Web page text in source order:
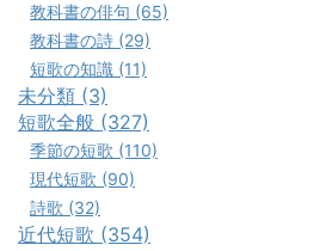
教科書の俳句 (65)
教科書の詩 (29)
短歌の知識 (11)
未分類 (3)
短歌全般 (327)
季節の短歌 (110)
現代短歌 (90)
詩歌 (32)
近代短歌 (354)